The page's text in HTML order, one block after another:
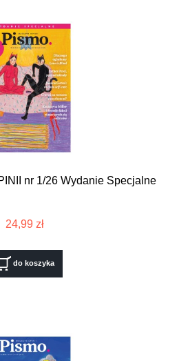
nr 1/26 Wydanie Specjalne
24,99 zł
do koszyka